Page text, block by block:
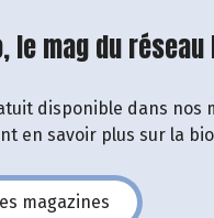
le mag du réseau
disponible dans nos
en savoir plus sur la
magazines